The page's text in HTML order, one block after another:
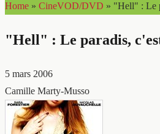
Home » CineVOD/DVD » "Hell" : Le
"Hell" : Le paradis,
5 mars 2006
Camille Marty-Musso